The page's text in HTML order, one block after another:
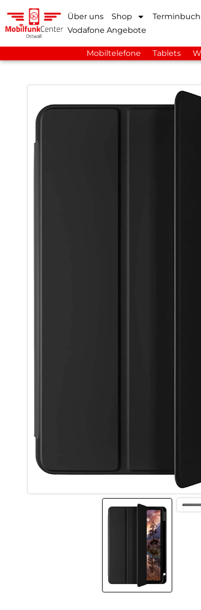
Über uns Shop
Vodafone Angebote
Mobiltelefone Tablets